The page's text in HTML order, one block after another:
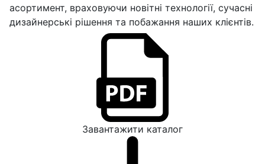
асортимент, враховуючи новітні технології, сучасні
дизайнерські рішення та побажання наших клієнтів.
Завантажити каталог